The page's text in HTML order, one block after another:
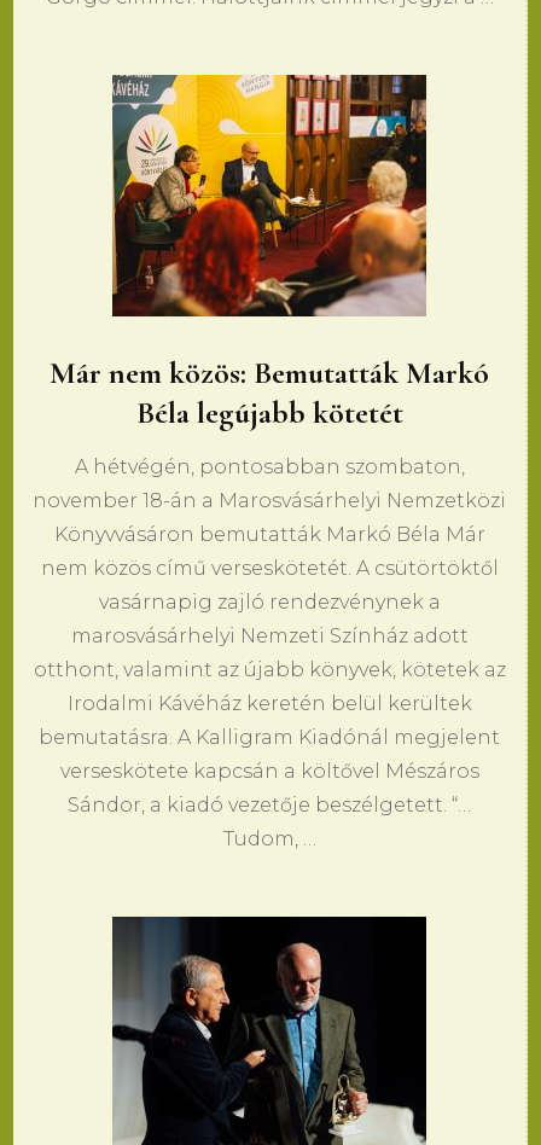
Már nem közös: Bemutatták Markó
Béla legújabb kötetét
A hétvégén, pontosabban szombaton,
november 18-án a Marosvásárhelyi Nemzetközi
Könyvvásáron bemutatták Markó Béla Már
nem közös című verseskötetét. A csütörtöktől
vasárnapig zajló rendezvénynek a
marosvásárhelyi Nemzeti Színház adott
otthont, valamint az újabb könyvek, kötetek az
Irodalmi Kávéház keretén belül kerültek
bemutatásra. A Kalligram Kiadónál megjelent
verseskötete kapcsán a költővel Mészáros
Sándor, a kiadó vezetője beszélgetett. “…
Tudom, …